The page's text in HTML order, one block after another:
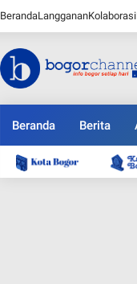
BerandaLanggananKolaborasi
Beranda Berita